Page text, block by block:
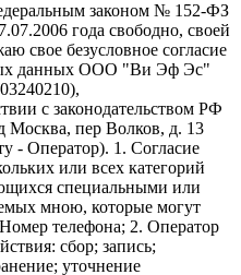
законом № 152-ФЗ
года свободно, своей
свое безусловное согласие
данных ООО "Ви Эф Эс"
с законодательством РФ
Москва, пер Волков, д. 13
- Оператор). 1. Согласие
или всех категорий
специальными или
мною, которые могут
телефона; 2. Оператор
сбор; запись;
уточнение